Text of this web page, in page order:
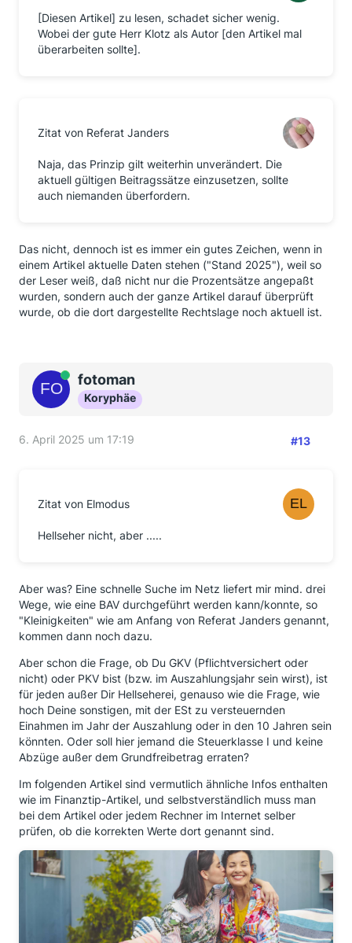
[Diesen Artikel] zu lesen, schadet sicher wenig.
Wobei der gute Herr Klotz als Autor [den Artikel mal
überarbeiten sollte].
Zitat von Referat Janders
Naja, das Prinzip gilt weiterhin unverändert. Die
aktuell gültigen Beitragssätze einzusetzen, sollte
auch niemanden überfordern.
Das nicht, dennoch ist es immer ein gutes Zeichen, wenn in
einem Artikel aktuelle Daten stehen ("Stand 2025"), weil so
der Leser weiß, daß nicht nur die Prozentsätze angepaßt
wurden, sondern auch der ganze Artikel darauf überprüft
wurde, ob die dort dargestellte Rechtslage noch aktuell ist.
Onlinefotoman
Koryphäe
6. April 2025 um 17:19 #13
Zitat von Elmodus
Hellseher nicht, aber .....
Aber was? Eine schnelle Suche im Netz liefert mir mind. drei
Wege, wie eine BAV durchgeführt werden kann/konnte, so
"Kleinigkeiten" wie am Anfang von Referat Janders genannt,
kommen dann noch dazu.
Aber schon die Frage, ob Du GKV (Pflichtversichert oder
nicht) oder PKV bist (bzw. im Auszahlungsjahr sein wirst), ist
für jeden außer Dir Hellseherei, genauso wie die Frage, wie
hoch Deine sonstigen, mit der ESt zu versteuernden
Einahmen im Jahr der Auszahlung oder in den 10 Jahren sein
könnten. Oder soll hier jemand die Steuerklasse I und keine
Abzüge außer dem Grundfreibetrag erraten?
Im folgenden Artikel sind vermutlich ähnliche Infos enthalten
wie im Finanztip-Artikel, und selbstverständlich muss man
bei dem Artikel oder jedem Rechner im Internet selber
prüfen, ob die korrekten Werte dort genannt sind.